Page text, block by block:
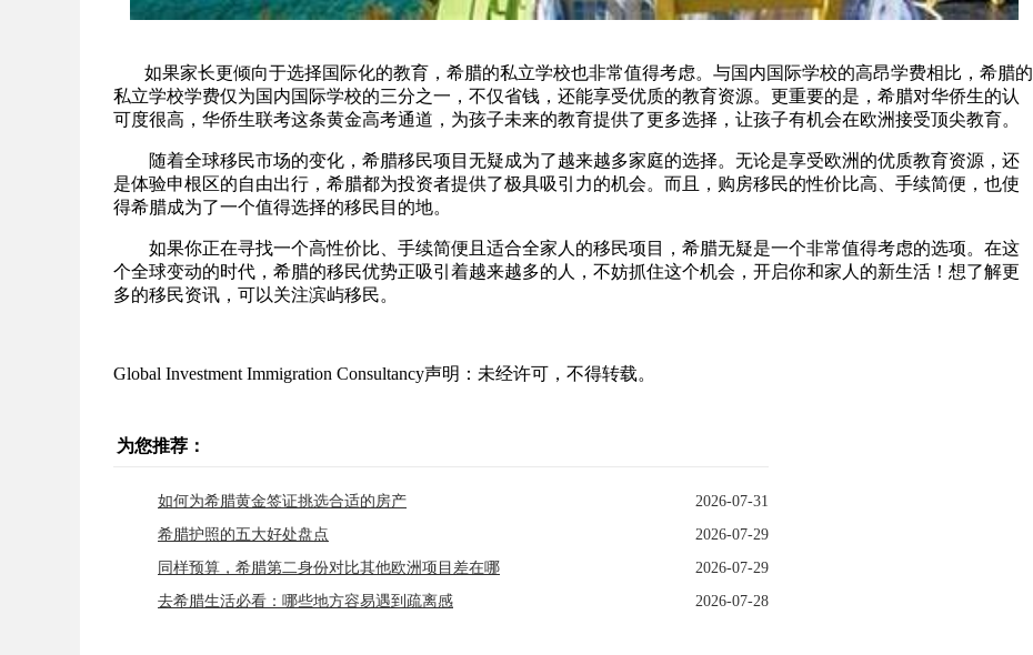
如果家长更倾向于选择国际化的教育，希腊的私立学校也非常值得考虑。与国内国际学校的高昂学费相比，希腊的
私立学校学费仅为国内国际学校的三分之一，不仅省钱，还能享受优质的教育资源。更重要的是，希腊对华侨生的认
可度很高，华侨生联考这条黄金高考通道，为孩子未来的教育提供了更多选择，让孩子有机会在欧洲接受顶尖教育。
随着全球移民市场的变化，希腊移民项目无疑成为了越来越多家庭的选择。无论是享受欧洲的优质教育资源，还
是体验申根区的自由出行，希腊都为投资者提供了极具吸引力的机会。而且，购房移民的性价比高、手续简便，也使
得希腊成为了一个值得选择的移民目的地。
如果你正在寻找一个高性价比、手续简便且适合全家人的移民项目，希腊无疑是一个非常值得考虑的选项。在这
个全球变动的时代，希腊的移民优势正吸引着越来越多的人，不妨抓住这个机会，开启你和家人的新生活！想了解更
多的移民资讯，可以关注滨屿移民。
Global Investment Immigration Consultancy声明：未经许可，不得转载。
为您推荐：
如何为希腊黄金签证挑选合适的房产
2026-07-31
希腊护照的五大好处盘点
2026-07-29
同样预算，希腊第二身份对比其他欧洲项目差在哪
2026-07-29
去希腊生活必看：哪些地方容易遇到疏离感
2026-07-28